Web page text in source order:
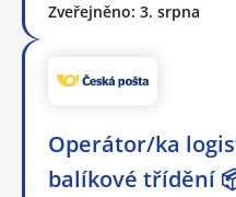
Zveřejněno: 3. srpna
Operátor/ka
balíkové třídění